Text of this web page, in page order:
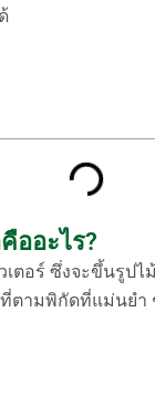
ออะไร?
เตอร์ ซึ่งจะขึ้นรู
ตามพิกัดที่แม่นย